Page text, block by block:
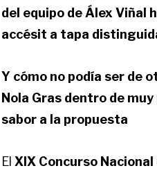
del equipo de Álex Viñal
accésit a tapa
Y cómo no podía ser de
Nola Gras dentro de
sabor a la propuesta
El XIX Concurso